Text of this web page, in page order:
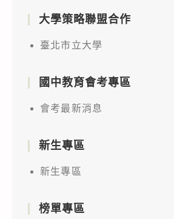
大學策略聯盟合作
臺北市立大學
國中教育會考專區
會考最新消息
新生專區
新生專區
榜單專區